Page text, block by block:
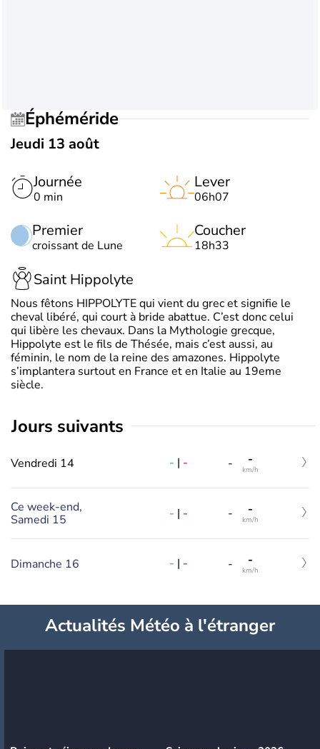
Éphéméride
Jeudi 13 août
Journée
0 min
Premier
croissant de Lune
Lever
06h07
Coucher
18h33
Saint Hippolyte
Nous fêtons HIPPOLYTE qui vient du grec et signifie le
cheval libéré, qui court à bride abattue. C’est donc celui
qui libère les chevaux. Dans la Mythologie grecque,
Hippolyte est le fils de Thésée, mais c’est aussi, au
féminin, le nom de la reine des amazones. Hippolyte
s’implantera surtout en France et en Italie au 19eme
siècle.
jours suivants
Vendredi 14 - | - - -
km/h
Ce week-end,
Samedi 15
- | - - -
km/h
Dimanche 16 - | - - -
km/h
Actualités Météo à l'étranger